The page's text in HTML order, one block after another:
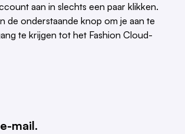
aan in slechts een paar klikken.
de onderstaande knop om je aan te
te krijgen tot het Fashion Cloud-
mail.